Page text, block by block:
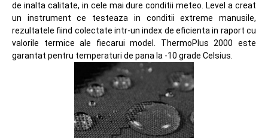
de inalta calitate, in cele mai dure conditii meteo. Level a creat
un instrument ce testeaza in conditii extreme manusile,
rezultatele fiind colectate intr-un index de eficienta in raport cu
valorile termice ale fiecarui model. ThermoPlus 2000 este
garantat pentru temperaturi de pana la -10 grade Celsius.